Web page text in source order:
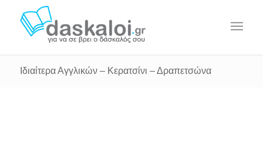
Ιδιαίτερα Αγγλικών – Κερατσίνι – Δραπετσώνα